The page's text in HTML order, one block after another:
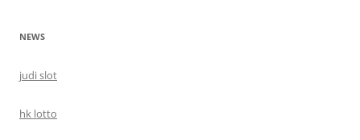
NEWS
judi slot
hk lotto